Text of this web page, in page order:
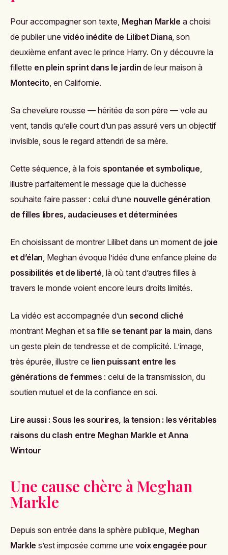
Pour accompagner son texte, Meghan Markle a choisi
de publier une vidéo inédite de Lilibet Diana, son
deuxième enfant avec le prince Harry. On y découvre la
fillette en plein sprint dans le jardin de leur maison à
Montecito, en Californie.
Sa chevelure rousse — héritée de son père — vole au
vent, tandis qu’elle court d’un pas assuré vers un objectif
invisible, sous le regard attendri de sa mère.
Cette séquence, à la fois spontanée et symbolique,
illustre parfaitement le message que la duchesse
souhaite faire passer : celui d’une nouvelle génération
de filles libres, audacieuses et déterminées
En choisissant de montrer Lilibet dans un moment de joie
et d’élan, Meghan évoque l’idée d’une enfance pleine de
possibilités et de liberté, là où tant d’autres filles à
travers le monde voient encore leurs droits limités.
La vidéo est accompagnée d’un second cliché
montrant Meghan et sa fille se tenant par la main, dans
un geste plein de tendresse et de complicité. L’image,
très épurée, illustre ce lien puissant entre les
générations de femmes : celui de la transmission, du
soutien mutuel et de la confiance en soi.
Lire aussi : Sous les sourires, la tension : les véritables
raisons du clash entre Meghan Markle et Anna
Wintour
Une cause chère à Meghan
Markle
Depuis son entrée dans la sphère publique, Meghan
Markle s’est imposée comme unevoix engagée pour